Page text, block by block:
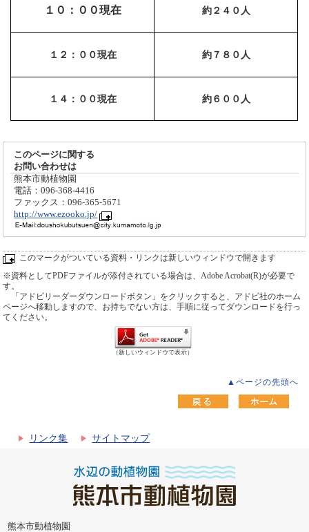
１０：００現在 約２４０ 人
１２：００現在 約７８０ 人
１４：００現在 約６００ 人
このページに関する
お問い合わせは
熊本市動植物園
電話：096-368-4416
ファックス：096-365-5671
http://www.ezooko.jp/
このマークがついている資料・リンクは新しいウィンドウで開きます
※資料としてPDFファイルが添付されている場合は、Adobe Acrobat(R)が必要で
す。
「アドビリーダーダウンロードボタン」をクリックすると、アドビ社のホーム
ページへ移動しますので、お持ちでない方は、手順に従ってダウンロードを行っ
てください。
（新しいウィンドウで表示）
▲ページの先頭へ
リンク集 サイトマップ
熊本市動植物園